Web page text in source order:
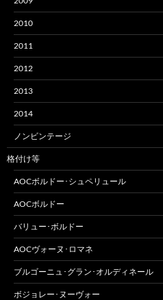
2010
2011
2012
2013
2014
ノンビンテージ
格付け等
AOCボルドー･シュペリュール
AOCボルドー
バリュー･ボルドー
AOCヴォーヌ･ロマネ
ブルゴーニュ･グラン･オルディネール
ボジョレー･ヌーヴォー